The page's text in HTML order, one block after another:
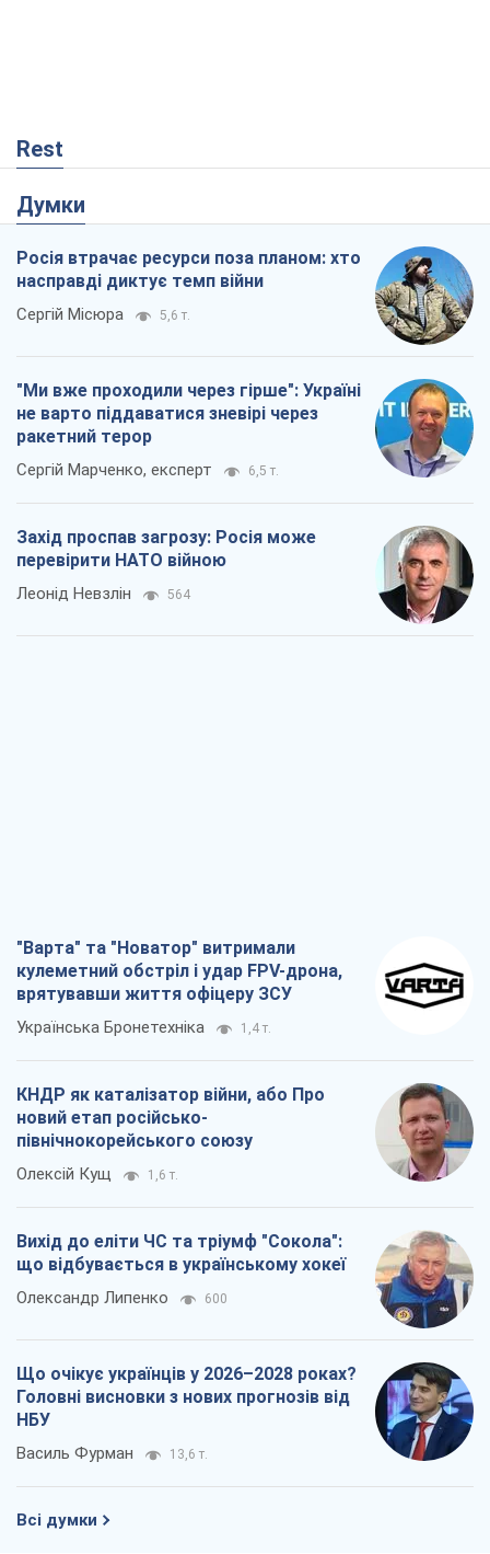
Rest
Думки
Росія втрачає ресурси поза планом: хто
насправді диктує темп війни
Сергій Місюра 5,6 т.
"Ми вже проходили через гірше": Україні
не варто піддаватися зневірі через
ракетний терор
Сергій Марченко, експерт 6,5 т.
Захід проспав загрозу: Росія може
перевірити НАТО війною
Леонід Невзлін 564
"Варта" та "Новатор" витримали
кулеметний обстріл і удар FPV-дрона,
врятувавши життя офіцеру ЗСУ
Українська Бронетехніка 1,4 т.
КНДР як каталізатор війни, або Про
новий етап російсько-
північнокорейського союзу
Олексій Кущ 1,6 т.
Вихід до еліти ЧС та тріумф "Сокола":
що відбувається в українському хокеї
Олександр Липенко 600
Що очікує українців у 2026–2028 роках?
Головні висновки з нових прогнозів від
НБУ
Василь Фурман 13,6 т.
Всі думки